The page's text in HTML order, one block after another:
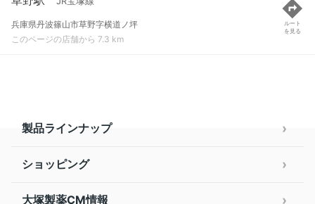
兵庫県丹波篠山市草野字横道ノ坪
このページの店舗から 7.3 km
ルート
を見る
製品ラインナップ
ショッピング
大塚製薬CM情報